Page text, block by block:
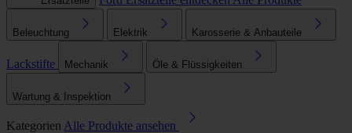
Beleuchtung Elektrik Karosserie & Anbauteile
Lackstifte Mechanik Öle & Flüssigkeiten
Wartung & Inspektion
Kategorien Alle Produkte ansehen